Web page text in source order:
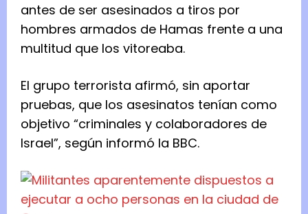
antes de ser asesinados a tiros por
hombres armados de Hamas frente a una
multitud que los vitoreaba.
El grupo terrorista afirmó, sin aportar
pruebas, que los asesinatos tenían como
objetivo “criminales y colaboradores de
Israel”, según informó la BBC.